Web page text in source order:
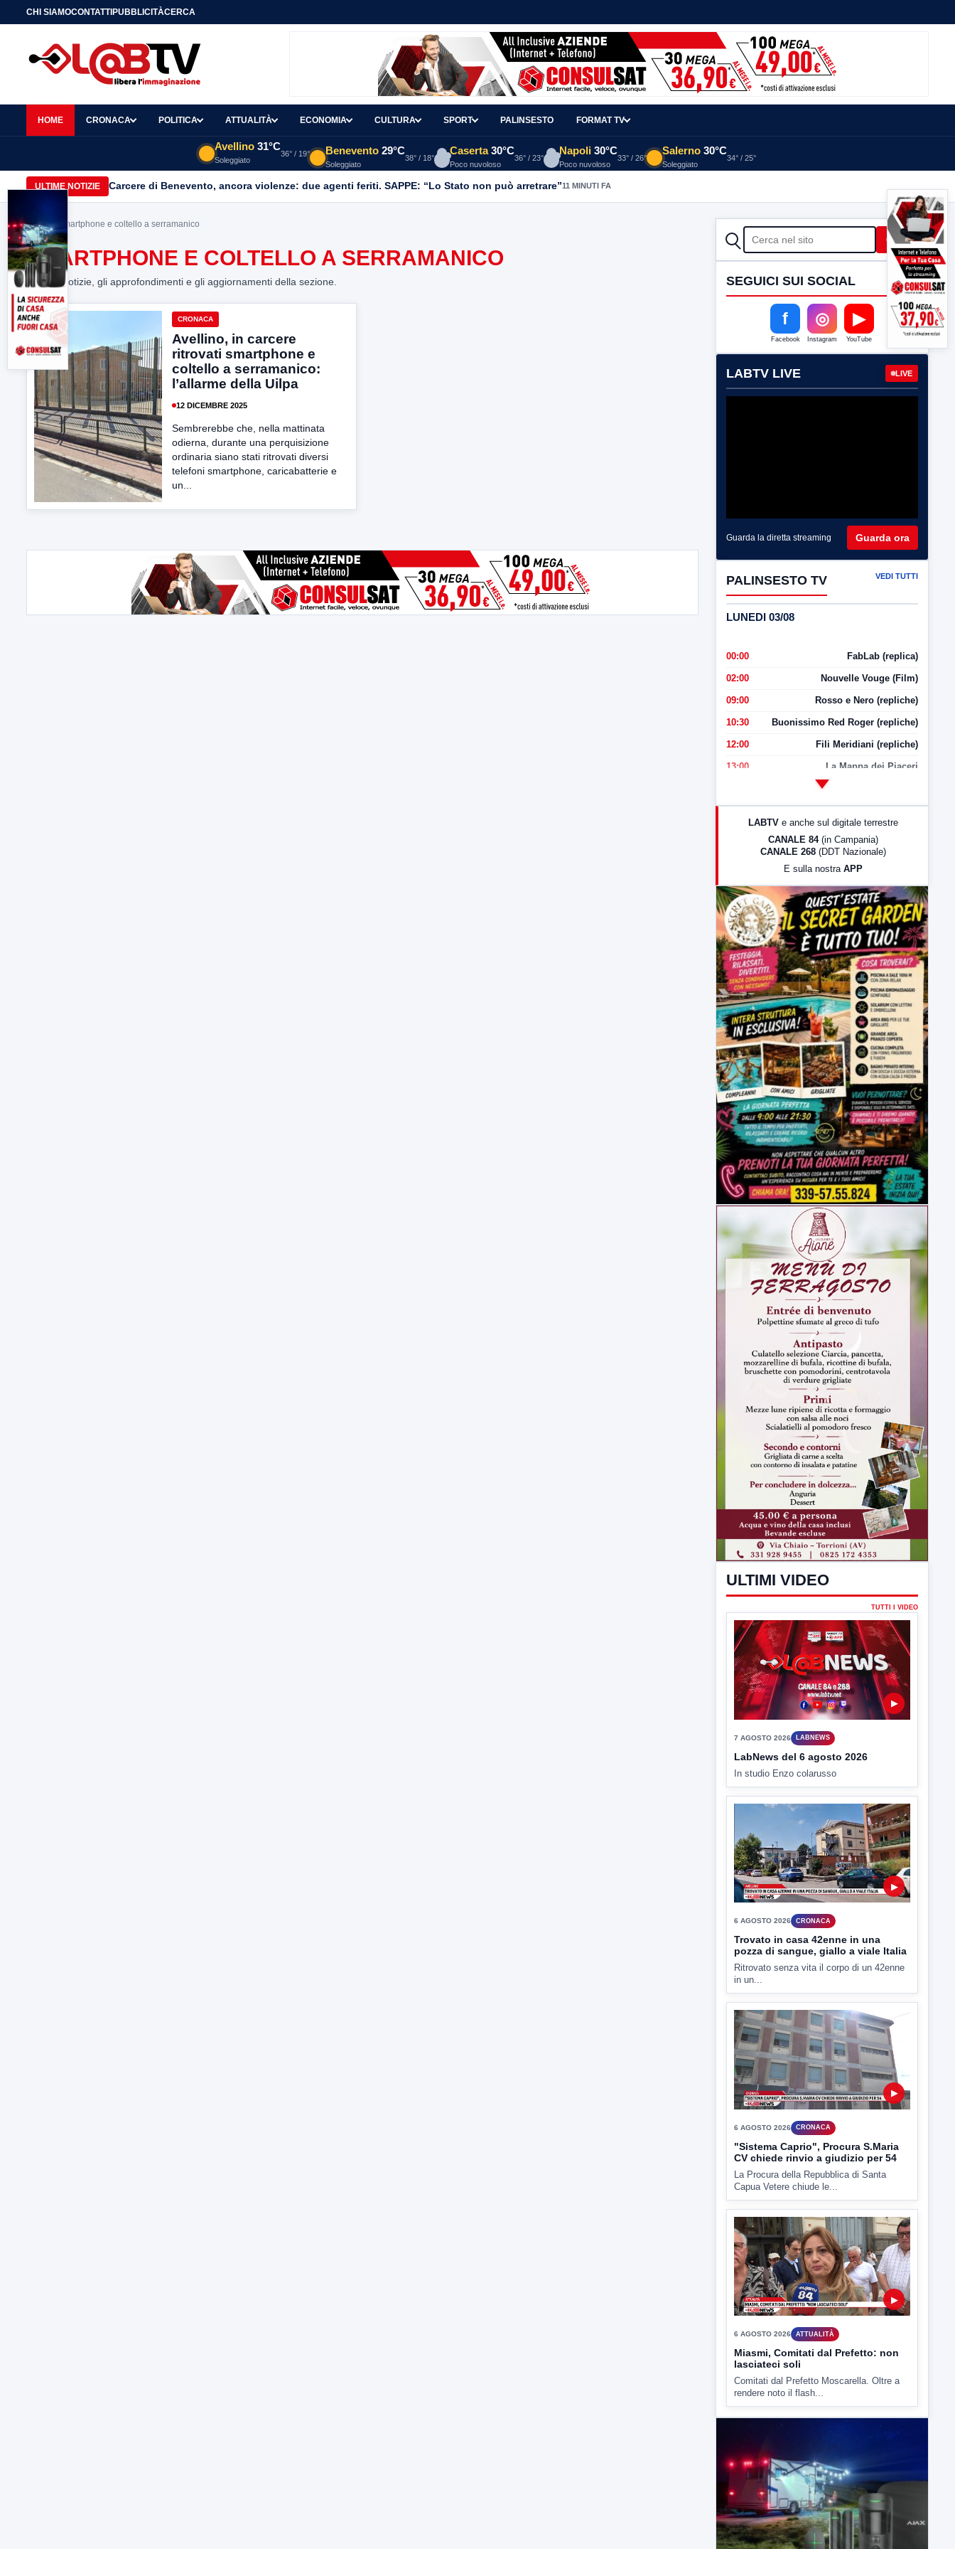
CHI SIAMOCONTATTIPUBBLICITÀCERCA
HOME CRONACA POLITICA ATTUALITÀ ECONOMIA CULTURA SPORT PALINSESTO FORMAT TV
Avellino 31°C
Soleggiato
36° / 19° Benevento 29°C
Soleggiato
38° / 18°
Caserta 30°C
Poco nuvoloso
36° / 23°
Napoli 30°C
Poco nuvoloso
33° / 26°
Salerno 30°C
Soleggiato
34° / 25°
ULTIME NOTIZIE Carcere di Benevento, ancora violenze: due agenti feriti. SAPPE: “Lo Stato non può arretrare”11 MINUTI FA
Home> smartphone e coltello a serramanico
SMARTPHONE E COLTELLO A SERRAMANICO
Tutte le notizie, gli approfondimenti e gli aggiornamenti della sezione.
CRONACA
Avellino, in carcere
ritrovati smartphone e
coltello a serramanico:
l’allarme della Uilpa
12 DICEMBRE 2025
Sembrerebbe che, nella mattinata
odierna, durante una perquisizione
ordinaria siano stati ritrovati diversi
telefoni smartphone, caricabatterie e
un...
CERCA Cerca
SEGUICI SUI SOCIAL
f
Facebook
◎
Instagram
▶
YouTube
LABTV LIVE LIVE
Guarda la diretta streaming Guarda ora
PALINSESTO TV VEDI TUTTI
LUNEDI 03/08
00:00 FabLab (replica)
02:00 Nouvelle Vouge (Film)
09:00 Rosso e Nero (repliche)
10:30 Buonissimo Red Roger (repliche)
12:00 Fili Meridiani (repliche)
13:00 La Mappa dei Piaceri
LabNews (Diretta)
23:00 LabNews (replica)
LABTV e anche sul digitale terrestre
CANALE 84 (in Campania)
CANALE 268 (DDT Nazionale)
E sulla nostra APP
ULTIMI VIDEO
TUTTI I VIDEO
▶
7 AGOSTO 2026 LABNEWS
LabNews del 6 agosto 2026
In studio Enzo colarusso
▶
Trovato in casa 42enne in una
pozza di sangue, giallo a viale Italia
Ritrovato senza vita il corpo di un 42enne
▶
CRONACA
"Sistema Caprio", Procura S.Maria
La Procura della Repubblica di Santa
▶
ATTUALITÀ
Miasmi, Comitati dal Prefetto: non
Comitati dal Prefetto Moscarella. Oltre a